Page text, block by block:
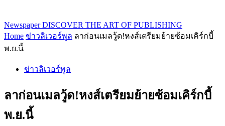
Newspaper DISCOVER THE ART OF PUBLISHING
Home ข่าวลิเวอร์พูล ลาก่อนเมลวู้ด!หงส์เตรียมย้ายซ้อมเคิร์กบี้
พ.ย.นี้
ข่าวลิเวอร์พูล
ลาก่อนเมลวู้ด!หงส์เตรียมย้ายซ้อมเคิร์กบี้
พ.ย.นี้